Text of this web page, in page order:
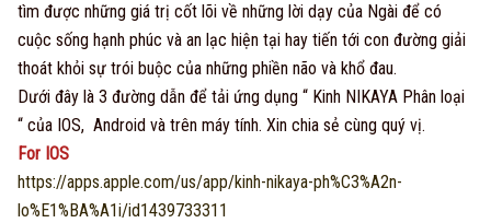
tìm được những giá trị cốt lõi về những lời dạy của Ngài để có
cuộc sống hạnh phúc và an lạc hiện tại hay tiến tới con đường giải
thoát khỏi sự trói buộc của những phiền não và khổ đau.
Dưới đây là 3 đường dẫn để tải ứng dụng “ Kinh NIKAYA Phân loại
“ của IOS, Android và trên máy tính. Xin chia sẻ cùng quý vị.
For IOS
https://apps.apple.com/us/app/kinh-nikaya-ph%C3%A2n-
lo%E1%BA%A1i/id1439733311